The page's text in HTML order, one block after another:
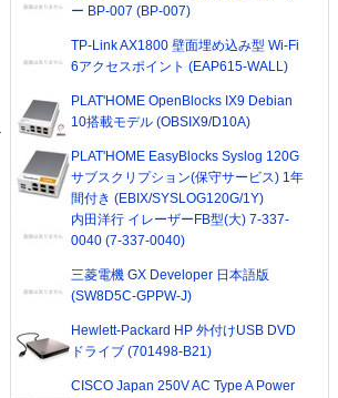
ー BP-007 (BP-007)
TP-Link AX1800 壁面埋め込み型 Wi-Fi
6アクセスポイント (EAP615-WALL)
PLAT'HOME OpenBlocks IX9 Debian
10搭載モデル (OBSIX9/D10A)
PLAT'HOME EasyBlocks Syslog 120G
サブスクリプション(保守サービス) 1年
間付き (EBIX/SYSLOG120G/1Y)
内田洋行 イレーザーFB型(大) 7-337-
0040 (7-337-0040)
三菱電機 GX Developer 日本語版
(SW8D5C-GPPW-J)
Hewlett-Packard HP 外付けUSB DVD
ドライブ (701498-B21)
CISCO Japan 250V AC Type A Power